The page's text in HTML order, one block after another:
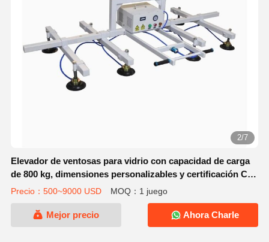
3/7
Elevador de ventosas para vidrio con capacidad de carga
de 800 kg, dimensiones personalizables y certificación CE
para instalación de vidrio
Precio：500~9000 USD MOQ：1 juego
Mejor precio Ahora Charle